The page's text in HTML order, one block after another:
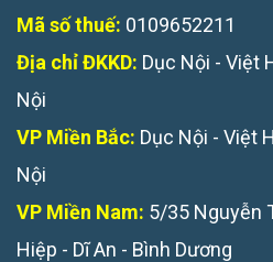
Mã số thuế: 0109652211
Địa chỉ ĐKKD: Dục Nội - Việt
Nội
VP Miền Bắc: Dục Nội - Việt
Nội
VP Miền Nam: 5/35 Nguyễn
Hiệp - Dĩ An - Bình Dương